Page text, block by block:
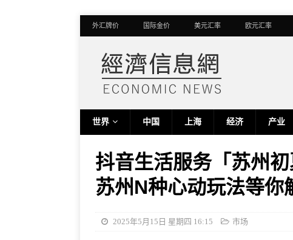
外汇牌价 国际金价 美元汇率 欧元汇率
世界 中国 上海 经济 产业
抖音生活服务「苏州
苏州N种心动玩法等你
2025年5月15日 星期四 16:15 市场